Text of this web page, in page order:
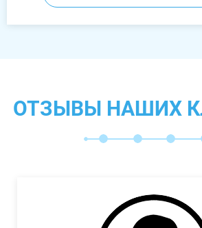
ОТЗЫВЫ НАШИХ